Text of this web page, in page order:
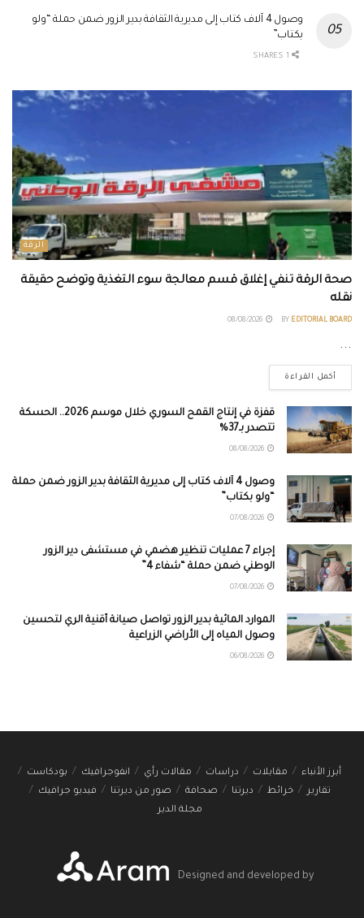
وصول 4 آلاف كتاب إلى مديرية الثقافة بدير الزور ضمن حملة “ولو
بكتاب”
الرقة
صحة الرقة تنفي إغلاق قسم معالجة سوء التغذية وتوضح حقيقة
نقله
BY EDITORIAL BOARD
...
أكمل القراءة
قفزة في إنتاج القمح السوري خلال موسم 2026.. الحسكة
تتصدر بـ37%
وصول 4 آلاف كتاب إلى مديرية الثقافة بدير الزور ضمن حملة
“ولو بكتاب”
إجراء 7 عمليات تنظير هضمي في مستشفى دير الزور
الوطني ضمن حملة “شفاء 4”
الموارد المائية بدير الزور تواصل صيانة أقنية الري لتحسين
وصول المياه إلى الأراضي الزراعية
أبرز الأنباء مقابلات دراسات مقالات رأي انفوجرافيك
بودكاست
تقارير
خرائط ديرتنا صحافة صور من ديرتنا
فيديو جرافيك
مجلة الدير
Designed and developed by